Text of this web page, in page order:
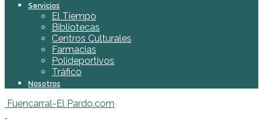
Servicios
El Tiempo
Bibliotecas
Centros Culturales
Farmacias
Polideportivos
Tráfico
Nosotros
Fuencarral-El Pardo.com